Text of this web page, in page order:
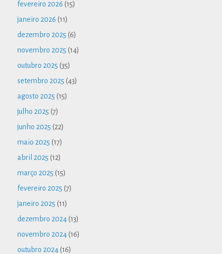
fevereiro 2026 (15)
janeiro 2026 (11)
dezembro 2025 (6)
novembro 2025 (14)
outubro 2025 (35)
setembro 2025 (43)
agosto 2025 (15)
julho 2025 (7)
junho 2025 (22)
maio 2025 (17)
abril 2025 (12)
março 2025 (15)
fevereiro 2025 (7)
janeiro 2025 (11)
dezembro 2024(13)
novembro 2024(16)
outubro 2024(16)